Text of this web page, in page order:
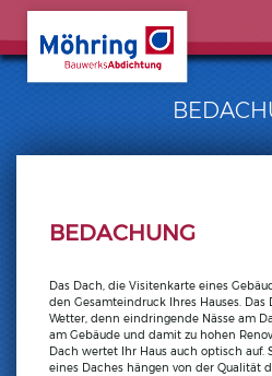
content
BEDACHUNG
Das Dach, die Visitenkarte eines
den Gesamteindruck Ihres Hauses.
Wetter, denn eindringende Nässe am
am Gebäude und damit zu hohen
Dach wertet Ihr Haus auch optisch auf.
eines Daches hängen von der Qualität